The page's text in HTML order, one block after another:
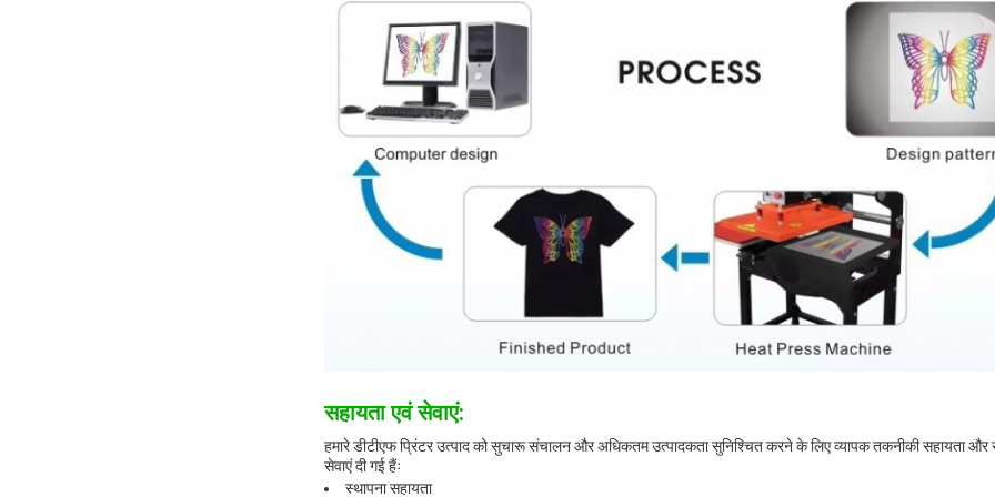
सहायता एवं सेवाएं:
हमारे डीटीएफ प्रिंटर उत्पाद को सुचारू संचालन और अधिकतम उत्पादकता सुनिश्चित करने के लिए व्यापक तकनीकी सहायता
सेवाएं दी गई हैंः
स्थापना सहायता